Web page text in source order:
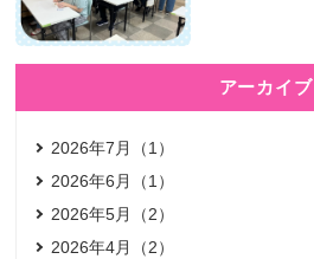
アーカイブ
2026年7月（1）
2026年6月（1）
2026年5月（2）
2026年4月（2）